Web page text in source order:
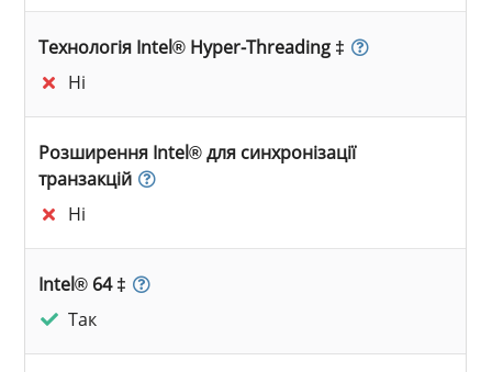
Технологія Intel® Hyper-Threading ‡
Ні
Розширення Intel® для синхронізації
транзакцій
Ні
Intel® 64 ‡
Так